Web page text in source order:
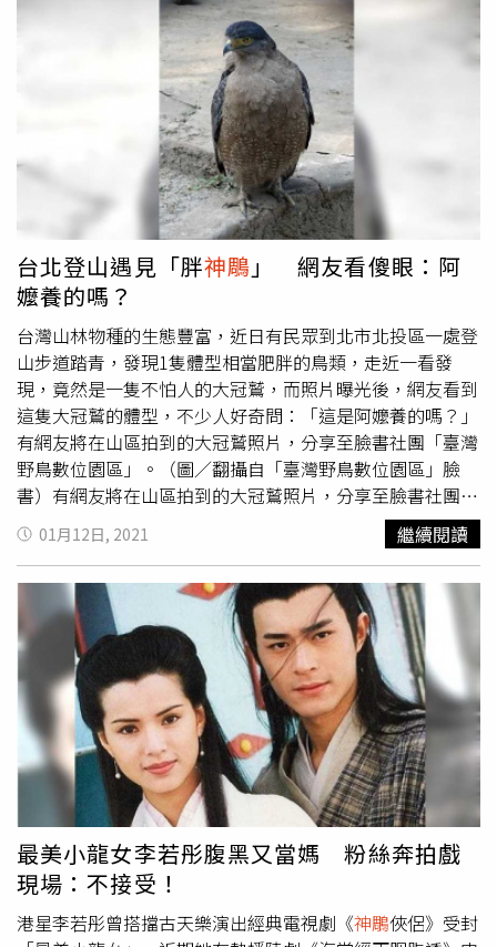
二人選，「寫劇本的時候，一早已經在腦海裡認定了是劉青
雲飾演神探一角。」包括片中的廟街飛屍案，虛構出墜樓戲
碼，也是在向兩人合作的經典港劇《大時代》致敬。《神探
大戰》蔡卓妍（左起）、劉青雲、何珮瑜攜手辦案。（圖／
華映）片中劉青雲飾演思覺失調的瘋魔警探，常常喃喃自語
說出破案關鍵，面對爆破戲、賣命跳河等多場動作場面也幾
乎親自上陣。被問到動作戲跟內心戲哪個困難？劉青雲笑回
動作戲比較困難，並透露拍攝現場沒有劇本，「沒機會做功
課、沒有劇本，我都不知道自己在拍什麼。」更搞笑自嘲：
「我只知道什麼時候放飯。」導演韋家輝向來是出名的即興
創作，拍攝現場不會特別提供劇本，他也坦承：「演員片中
怎麼死的都不知道，可能是炸死、沖死。」包括片中劉青雲
跳河戲，他一開始很煩惱該怎麼拍攝，「劉青雲進去很危險
的，好怕他被沖走。」拍了6次才OK。他也大讚合作老搭檔
劉青雲：「他是一個一點就明的演員，更能即興創作，他的
演出讓人驚喜不斷，所以我真的很喜歡和他合作。」劉青雲
則說跳河戲不到危險，「對我來說比較危險的是身上要穿很
多衣服，水又很急，以前沒有在水裡拍戲，感覺挺新鮮。」
蔡卓妍在《神探大戰》化身最強孕婦。（圖／華映）同樣面
對激烈動作戲的還有「阿Sa」蔡卓妍，搖身一變化身最強孕
婦，身懷六甲卻不停在大街狂奔追兇手、從高樓墜落。阿Sa
表示，拍攝當天她一到現場才知道是要拍跳樓戲，「以前就
拍過跳樓戲，只是這次的地點在人潮超多的廟街，街上好多
人都在看我跳樓。」打趣表示，自己拍攝期間天天都像挑戰
極限運動，不時就要跑樓梯、還要落水游泳，笑說拍完覺得
身體變得更健康。《神探大戰》劇情結合刑事辦案、動作場
面，發便當不手軟，隨著「神探」劉青雲的思路，直到片尾
才發現兇手真面目。導演韋家輝解釋，他創作《神探大戰》
就是在探問「甚麼是對的事情」。他表示：「這個問題要很
小心地問，因為如果答案不正確，但很賣力地去做，後果將
會不堪設想。」當善惡對錯不再明確，極致的正義與犯罪也
僅剩一線之隔，最邪惡的魔鬼，往往最喜歡扮天使。就如同
電影預告所揭示，「與怪物戰鬥，小心自己變成怪物。」
《神探大戰》8月19日在台上映。
台北登山遇見「胖神鵰 」 網友看傻眼：阿
嬤養的嗎？
台灣山林物種的生態豐富，近日有民眾到北市北投區一處登
山步道踏青，發現1隻體型相當肥胖的鳥類，走近一看發
現，竟然是一隻不怕人的大冠鷲，而照片曝光後，網友看到
這隻大冠鷲的體型，不少人好奇問：「這是阿嬤養的嗎？」
有網友將在山區拍到的大冠鷲照片，分享至臉書社團「臺灣
野鳥數位園區」。（圖／翻攝自「臺灣野鳥數位園區」臉
書）有網友將在山區拍到的大冠鷲照片，分享至臉書社團
「臺灣野鳥數位園區」，指本月10日，他至北投區爬山，路
上發現電線桿頂端停了一隻體型巨大的鳥類，因此便停下腳
步觀看，後來赫然發現，這是猛禽「大冠鷲」，隨即拿出手
機記錄下來，並上傳社團分享。照片中可見，這隻大冠鷲非
常大隻，體型算是「山大王」等級，而畫面曝光後，不少網
友打趣表示「好肥喔」、「這阿嬤養的嗎？」、「怎麼感覺
這身材，快要變成貓頭鷹了」、「果然是『大』冠鷲』。
01月12日, 2021 繼續閱讀
最美小龍女李若彤腹黑又當媽 粉絲奔拍戲
現場：不接受！
港星李若彤曾搭擋古天樂演出經典電視劇《神鵰俠侶》受封